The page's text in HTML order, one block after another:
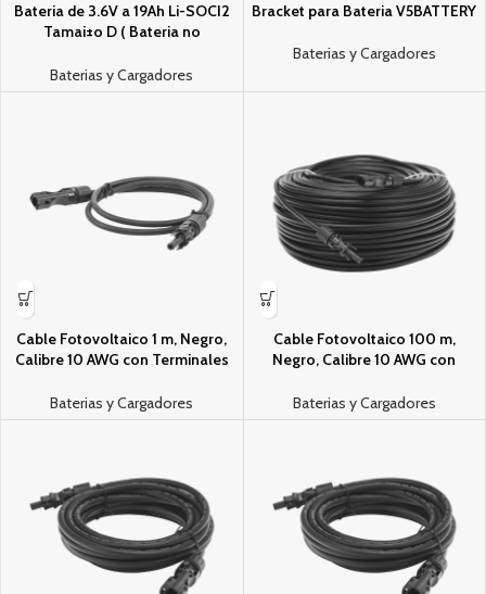
Bateria de 3.6V a 19Ah Li-SOCI2
Tamai±o D ( Bateri­a no
Baterias y Cargadores
Bracket para Bateria V5BATTERY
Baterias y Cargadores
Cable Fotovoltaico 1 m, Negro,
Calibre 10 AWG con Terminales
Baterias y Cargadores
Cable Fotovoltaico 100 m,
Negro, Calibre 10 AWG con
Extremos
Baterias y Cargadores